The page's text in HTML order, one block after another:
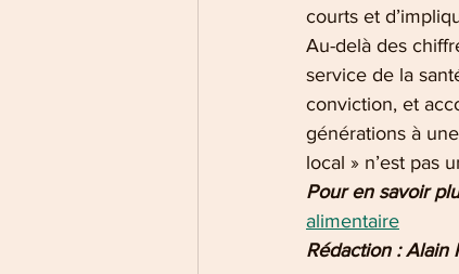
courts et
Au-delà des
service de la
conviction, et
générations à
local » n’est pas
Pour en savoir
alimentaire
Rédaction : Alain